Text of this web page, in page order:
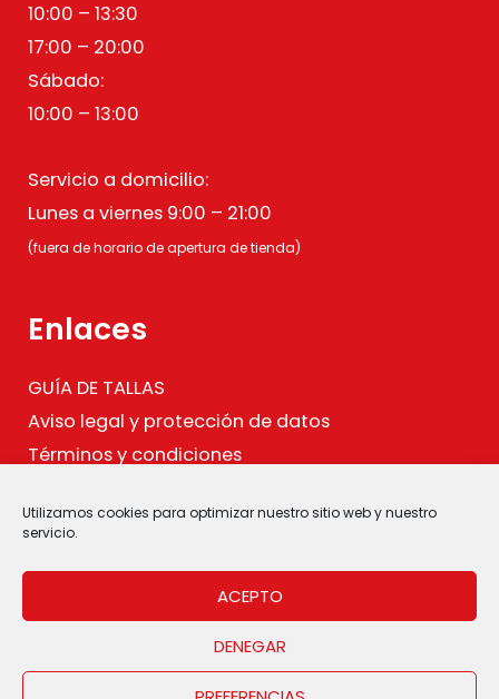
Utilizamos cookies para optimizar nuestro sitio web y nuestro
servicio.
ACEPTO
DENEGAR
10:00 – 13:30
17:00 – 20:00
Sábado:
10:00 – 13:00
Servicio a domicilio:
Lunes a viernes 9:00 – 21:00
(fuera de horario de apertura de tienda)
Enlaces
GUÍA DE TALLAS
Aviso legal y protección de datos
Términos y condiciones
.
Copyright © 2026